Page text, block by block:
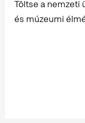
Töltse a nemzeti
és múzeumi